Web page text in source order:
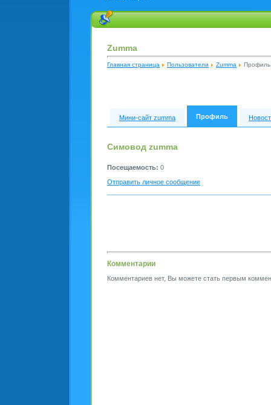
Zumma
Главная страница Пользователи Zumma Профиль
Мини-сайт zumma Профиль
Симовод zumma
Посещаемость: 0
Отправить личное сообщение
Комментарии
Комментариев нет, Вы можете стать первым